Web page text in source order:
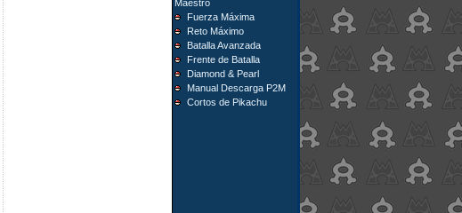
Maestro
Fuerza Máxima
Reto Máximo
Batalla Avanzada
Frente de Batalla
Diamond & Pearl
Manual Descarga P2M
Cortos de Pikachu